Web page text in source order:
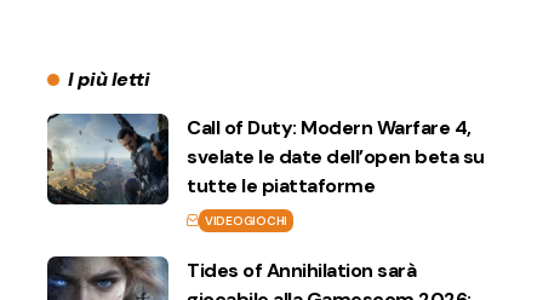
I più letti
Call of Duty: Modern Warfare 4,
svelate le date dell’open beta su
tutte le piattaforme
VIDEOGIOCHI
Tides of Annihilation sarà